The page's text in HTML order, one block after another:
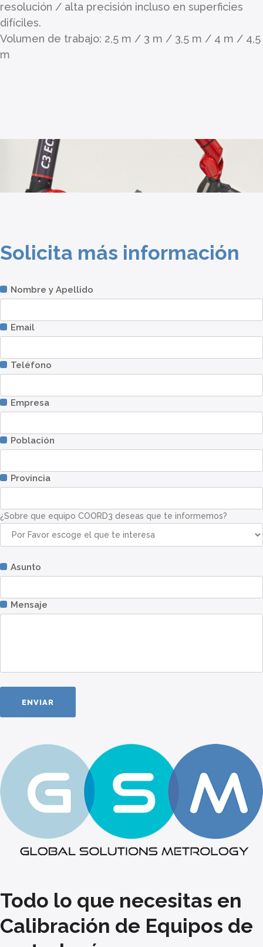
resolución / alta precisión incluso en superficies
difíciles.
Volumen de trabajo: 2,5 m / 3 m / 3,5 m / 4 m / 4,5
m
Solicita más información
Nombre y Apellido
Email
Teléfono
Empresa
Población
Provincia
¿Sobre que equipo COORD3 deseas que te informemos?
Asunto
Mensaje
Todo lo que necesitas en
Calibración de Equipos de